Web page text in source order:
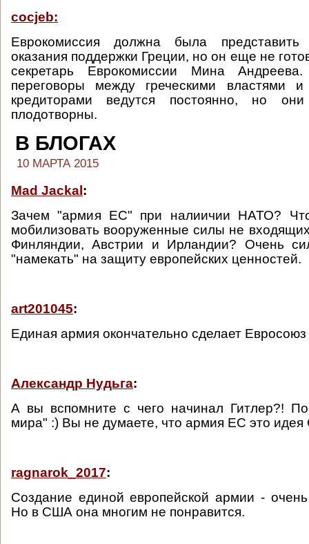
cocjeb:
Еврокомиссия должна была
оказания поддержки Греции, но он еще не
секретарь Еврокомиссии Мина
переговоры между греческими властями
кредиторами ведутся постоянно, но
плодотворны.
В БЛОГАХ
10 МАРТА 2015
Mad Jackal :
Зачем "армия ЕС" при налиичии НАТО?
мобилизовать вооруженные силы не
Финляндии, Австрии и Ирландии? Очень
"намекать" на защиту европейских ценностей.
art201045:
Единая армия окончательно сделает
Александр Нудьга:
А вы вспомните с чего начинал Гитлер?!
мира" :) Вы не думаете, что армия ЕС это
ragnarok_2017:
Создание единой европейской армии -
Но в США она многим не понравится.